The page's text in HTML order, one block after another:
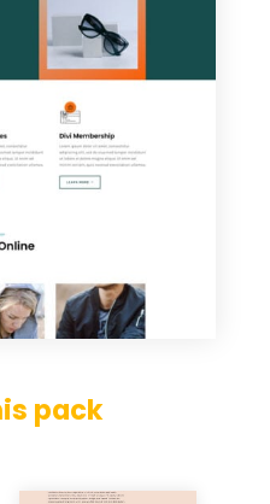
pack